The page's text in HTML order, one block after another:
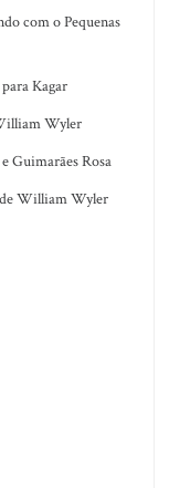
com o Pequenas
Kagar
Wyler
Guimarães Rosa
de William Wyler